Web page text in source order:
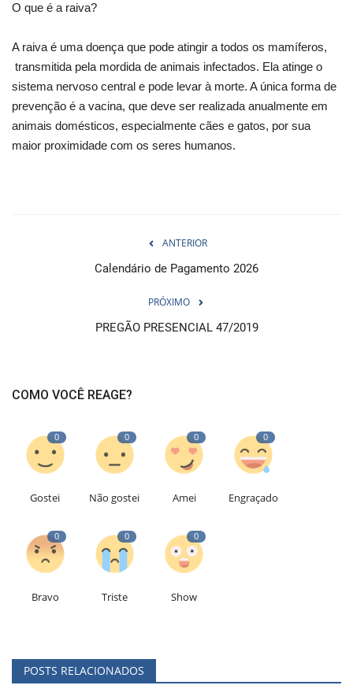
O que é a raiva?
A raiva é uma doença que pode atingir a todos os mamíferos,
transmitida pela mordida de animais infectados. Ela atinge o
sistema nervoso central e pode levar à morte. A única forma de
prevenção é a vacina, que deve ser realizada anualmente em
animais domésticos, especialmente cães e gatos, por sua
maior proximidade com os seres humanos.
ANTERIOR
Calendário de Pagamento 2026
PRÓXIMO
PREGÃO PRESENCIAL 47/2019
COMO VOCÊ REAGE?
0
Gostei
0
Não gostei
0
Amei
0
Engraçado
0
Bravo
0
Triste
0
Show
POSTS RELACIONADOS